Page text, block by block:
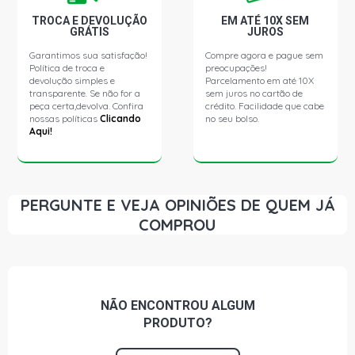
GOL G3 OURO HATCH 1.0 16V AT EA111 GASOLINA
(2000 - 2002) AR CONDICIONADO S/AR, CAMBIO
MANUAL
GOL G3 PLUS HATCH 1.0 16V AT EA111 GASOLINA (2000
- 2005) AR CONDICIONADO S/AR, CAMBIO MANUAL
GOL G3 TURBO HATCH 1.0 16V AT TURBO GASOLINA
(2000 - 2003)
GOL G3 STD HATCH 1.0 8V AT (2000 - 2004) AR
CONDICIONADO S/AR, CAMBIO MANUAL
TROCA E DEVOLUÇÃO
GRÁTIS
Garantimos sua satisfação!
Política de troca e
devolução simples e
transparente. Se não for a
peça certa,devolva. Confira
nossas políticasClicando
Aqui!
EM ATÉ 10X SEM
JUROS
Compre agora e pague sem
preocupações!
Parcelamento em até 10X
sem juros no cartão de
crédito. Facilidade que cabe
no seu bolso.
PERGUNTE E VEJA OPINIÕES DE QUEM JÁ
COMPROU
NÃO ENCONTROU ALGUM
PRODUTO?